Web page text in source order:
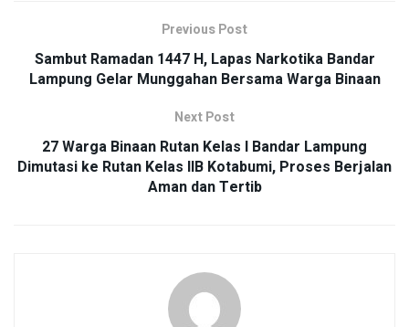
Previous Post
Sambut Ramadan 1447 H, Lapas Narkotika Bandar
Lampung Gelar Munggahan Bersama Warga Binaan
Next Post
27 Warga Binaan Rutan Kelas I Bandar Lampung
Dimutasi ke Rutan Kelas IIB Kotabumi, Proses Berjalan
Aman dan Tertib